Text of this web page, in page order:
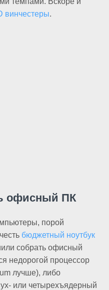
винчестеры.
офисный ПК
порой
бюджетный ноутбук
собрать офисный
недорогой процессор
лучше), либо
или четырехъядерный